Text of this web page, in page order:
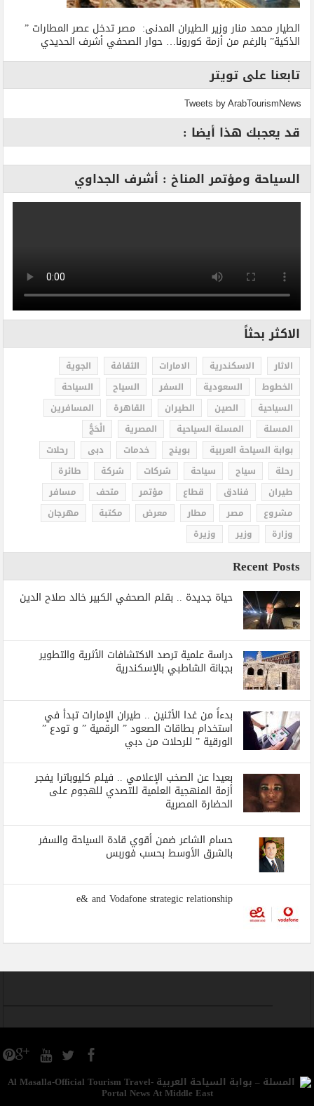
الطيار محمد منار وزير الطيران المدنى: مصر تدخل عصر المطارات ”
الذكية” بالرغم من أزمة كورونا… حوار الصحفي أشرف الحديدي
تابعنا على تويتر
Tweets by ArabTourismNews
قد يعجبك هذا أيضا :
السياحة ومؤتمر المناخ : أشرف الجداوي
الاكثر بحثاً
الاثار الاسكندرية الامارات الثقافة
الجوية
الخطوط
السعودية السفر السياح
السياحة
السياحية
الصين الطيران القاهرة
المسافرين
المسلة
المسلة السياحية المصرية
الْحَجُّ
بوابة السياحة العربية
بوينج خدمات دبى
رحلات
رحلة
سياح سياحة شركات شركة
طائرة
طيران
فنادق قطاع مؤتمر متحف
مسافر
مشروع
مصر مطار معرض مكتبة
مهرجان
وزارة
وزير وزيرة
Recent Posts
حياة جديدة .. بقلم الصحفي الكبير خالد صلاح الدين
دراسة علمية ترصد الاكتشافات الأثرية والتطوير
بجبانة الشاطبي بالإسكندرية
بدءاً من غدا الأثنين .. طيران الإمارات تبدأ في
استخدام بطاقات الصعود ” الرقمية ” و تودع ”
الورقية ” للرحلات من دبي
بعيدا عن الصخب الإعلامي .. فيلم كليوباترا يفجر
أزمة المنهجية العلمية للتصدي للهجوم على
الحضارة المصرية
حسام الشاعر ضمن أقوي قادة السياحة والسفر
بالشرق الأوسط بحسب فوربس
e& and Vodafone strategic relationship